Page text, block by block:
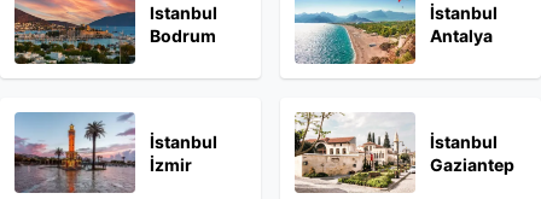
Istanbul
Bodrum
İstanbul
Antalya
İstanbul
İzmir
İstanbul
Gaziantep